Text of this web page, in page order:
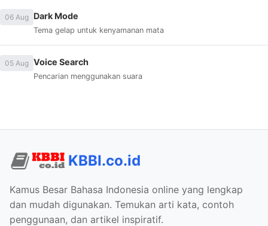
06 Aug Dark Mode
Tema gelap untuk kenyamanan mata
05 Aug Voice Search
Pencarian menggunakan suara
KBBI.co.id
Kamus Besar Bahasa Indonesia online yang lengkap
dan mudah digunakan. Temukan arti kata, contoh
penggunaan, dan artikel inspiratif.